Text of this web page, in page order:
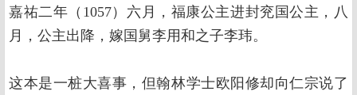
嘉祐二年（1057）六月，福康公主进封兖国公主，八
月，公主出降，嫁国舅李用和之子李玮。
这本是一桩大喜事，但翰林学士欧阳修却向仁宗说了